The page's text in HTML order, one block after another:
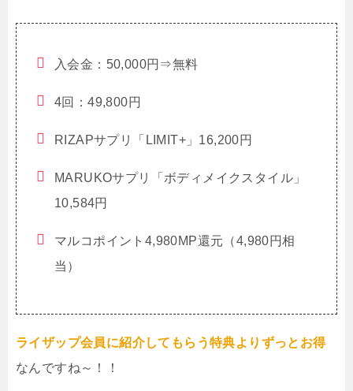
入会金：50,000円⇒無料
4回：49,800円
RIZAPサプリ「LIMIT+」16,200円
MARUKOサプリ「ボディメイクスタイル」
10,584円
マルコポイント4,980MP還元（4,980円相
当）
ライザップ会員に紹介してもらう特典よりずっとお得
なんですね～！！